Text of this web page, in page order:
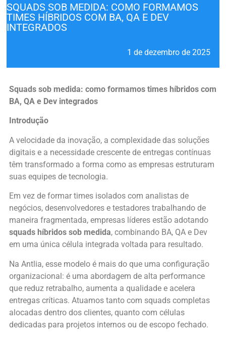
SQUADS SOB MEDIDA: COMO FORMAMOS
TIMES HÍBRIDOS COM BA, QA E DEV
INTEGRADOS
1 de dezembro de 2025
Squads sob medida: como formamos times híbridos com
BA, QA e Dev integrados
Introdução
A velocidade da inovação, a complexidade das soluções
digitais e a necessidade crescente de entregas contínuas
têm transformado a forma como as empresas estruturam
suas equipes de tecnologia.
Em vez de formar times isolados com analistas de
negócios, desenvolvedores e testadores trabalhando de
maneira fragmentada, empresas líderes estão adotando
squads híbridos sob medida, combinando BA, QA e Dev
em uma única célula integrada voltada para resultado.
Na Antlia, esse modelo é mais do que uma configuração
organizacional: é uma abordagem de alta performance
que reduz retrabalho, aumenta a qualidade e acelera
entregas críticas. Atuamos tanto com squads completas
alocadas dentro dos clientes, quanto com células
dedicadas para projetos internos ou de escopo fechado.